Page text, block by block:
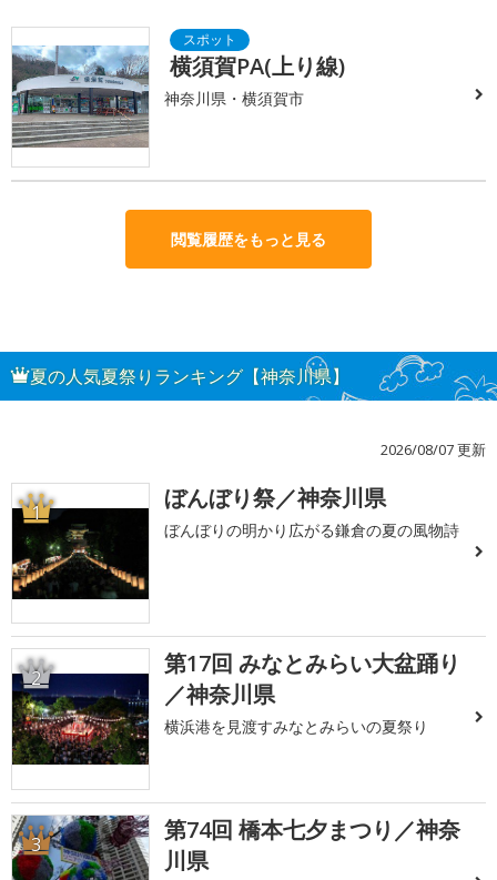
横須賀PA(上り線)
神奈川県・横須賀市
閲覧履歴をもっと見る
夏の人気夏祭りランキング【神奈川県】
2026/08/07 更新
1 ぼんぼり祭／神奈川県
ぼんぼりの明かり広がる鎌倉の夏の風物詩
2
第17回 みなとみらい大盆踊り
／神奈川県
横浜港を見渡すみなとみらいの夏祭り
3
第74回 橋本七夕まつり／神奈
川県